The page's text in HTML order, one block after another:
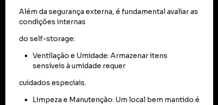
Além da segurança externa, é fundamental avaliar as
condições internas
do self-storage:
Ventilação e Umidade: Armazenar itens
sensíveis à umidade requer
cuidados especiais.
Limpeza e Manutenção: Um local bem mantido é